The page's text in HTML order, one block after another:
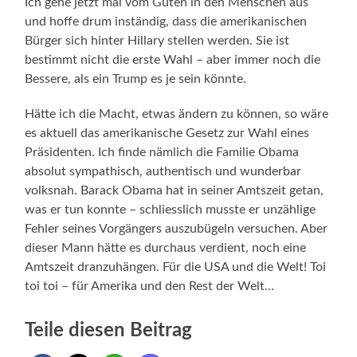
und hoffe drum inständig, dass die amerikanischen
Bürger sich hinter Hillary stellen werden. Sie ist
bestimmt nicht die erste Wahl – aber immer noch die
Bessere, als ein Trump es je sein könnte.
Hätte ich die Macht, etwas ändern zu können, so wäre
es aktuell das amerikanische Gesetz zur Wahl eines
Präsidenten. Ich finde nämlich die Familie Obama
absolut sympathisch, authentisch und wunderbar
volksnah. Barack Obama hat in seiner Amtszeit getan,
was er tun konnte – schliesslich musste er unzählige
Fehler seines Vorgängers auszubügeln versuchen. Aber
dieser Mann hätte es durchaus verdient, noch eine
Amtszeit dranzuhängen. Für die USA und die Welt! Toi
toi toi – für Amerika und den Rest der Welt…
Teile diesen Beitrag